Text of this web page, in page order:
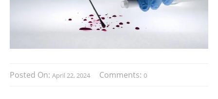
Posted On: April 22, 2024 Comments: 0